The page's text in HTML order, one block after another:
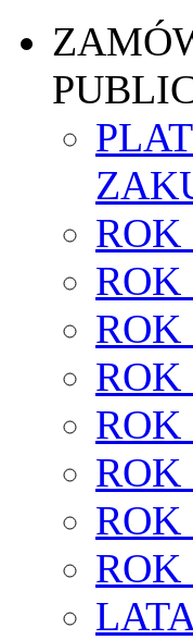
ROK
ROK
ROK
ROK
ROK
ROK
ROK
ROK